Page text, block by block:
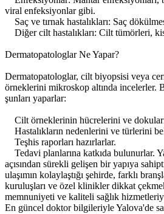
viral enfeksiyonlar gibi.
Saç ve tırnak hastalıkları: Saç
Diğer cilt hastalıkları: Cilt tümörleri,
Dermatopatologlar Ne Yapar?
Dermatopatologlar, cilt biyopsisi veya
örneklerini mikroskop altında incelerler.
şunları yaparlar:
Cilt örneklerinin hücrelerini ve
Hastalıkların nedenlerini ve türlerini
Teşhis raporları hazırlarlar.
Tedavi planlarına katkıda bulunurlar.
açısından sürekli gelişen bir yapıya
ulaşımın kolaylaştığı şehirde, farklı
kuruluşları ve özel klinikler dikkat
memnuniyeti ve kaliteli sağlık
En güncel doktor bilgileriyle Yalova'de